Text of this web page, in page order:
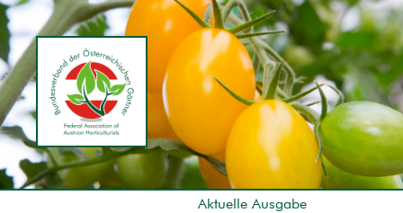
Aktuelle Ausgabe